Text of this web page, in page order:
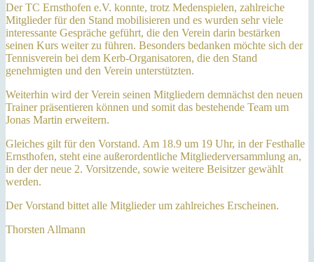
Der TC Ernsthofen e.V. konnte, trotz Medenspielen, zahlreiche
Mitglieder für den Stand mobilisieren und es wurden sehr viele
interessante Gespräche geführt, die den Verein darin bestärken
seinen Kurs weiter zu führen. Besonders bedanken möchte sich der
Tennisverein bei dem Kerb-Organisatoren, die den Stand
genehmigten und den Verein unterstützten.
Weiterhin wird der Verein seinen Mitgliedern demnächst den neuen
Trainer präsentieren können und somit das bestehende Team um
Jonas Martin erweitern.
Gleiches gilt für den Vorstand. Am 18.9 um 19 Uhr, in der Festhalle
Ernsthofen, steht eine außerordentliche Mitgliederversammlung an,
in der der neue 2. Vorsitzende, sowie weitere Beisitzer gewählt
werden.
Der Vorstand bittet alle Mitglieder um zahlreiches Erscheinen.
Thorsten Allmann